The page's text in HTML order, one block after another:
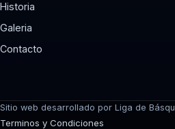
Historia
Galeria
Contacto
torneos@lbcchile.com
Sitio web desarrollado por Liga de
Terminos y Condiciones